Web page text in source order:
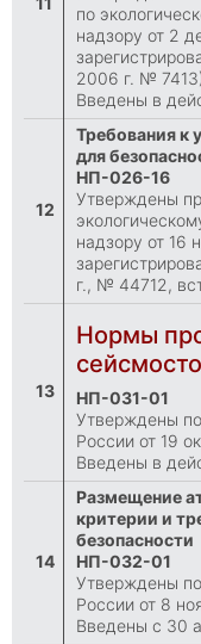
по
надзору от 2
2006 г. №
Введены в
12
Требования
для
НП-026-16
Утверждены
надзору от 16
г., № 44712,
13
Нормы
НП-031-01
Утверждены
России от 19
Введены в
14
Размещение
критерии и
безопасности
НП-032-01
Утверждены
России от 8
Введены с 30